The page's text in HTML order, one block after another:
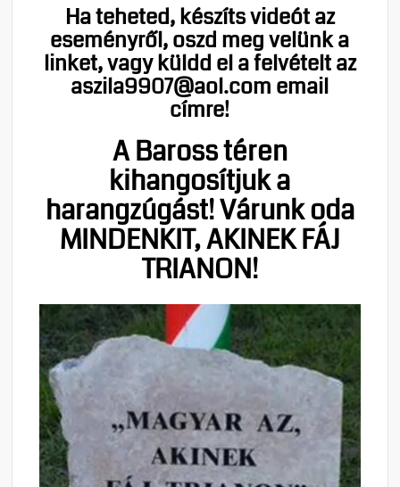
Ha teheted, készíts videót az
eseményről, oszd meg velünk a
linket, vagy küldd el a felvételt az
aszila9907@aol.com email
címre!
A Baross téren
kihangosítjuk a
harangzúgást! Várunk oda
MINDENKIT, AKINEK FÁJ
TRIANON!